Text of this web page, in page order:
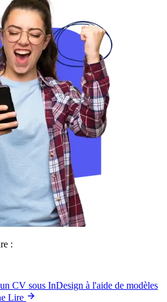
:
CV sous InDesign à l'aide de modèles
Lire